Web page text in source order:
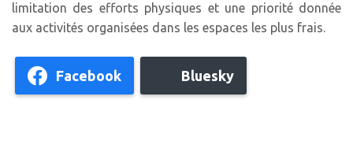
limitation des efforts physiques et une priorité donnée
aux activités organisées dans les espaces les plus frais.
Facebook Bluesky